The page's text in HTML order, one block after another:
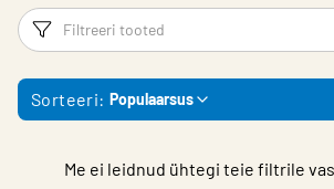
Filtrid
Sorteeri: Populaarsus
Me ei leidnud ühtegi teie filtrile